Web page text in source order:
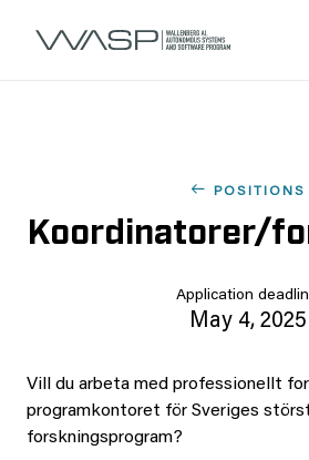
POSITIONS
Koordinatorer/
Application
May 4, 2025
Vill du arbeta med professionellt
programkontoret för Sveriges
forskningsprogram?